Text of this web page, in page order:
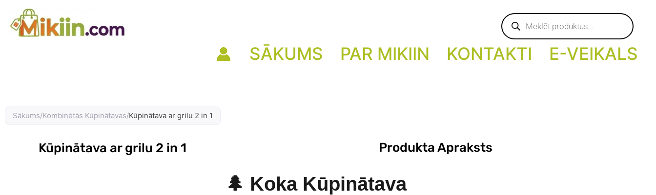
content
Products
search
SĀKUMS PAR MIKIIN KONTAKTI E-VEIKALS
Sākums/Kombinētās Kūpinātavas/Kūpinātava ar grilu 2 in 1
Kūpinātava ar grilu 2 in 1 Produkta Apraksts
🌲 Koka Kūpinātava